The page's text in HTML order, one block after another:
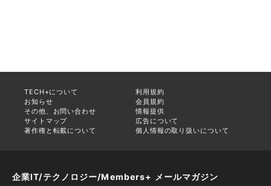
TECH+について
利用規約
お知らせ
会員規約
その他、お問い合わせ
情報提供
サイトマップ
広告について
著作権と転載について
個人情報の取り扱いについて
企業IT/テクノロジー/Members+ メールマガジン